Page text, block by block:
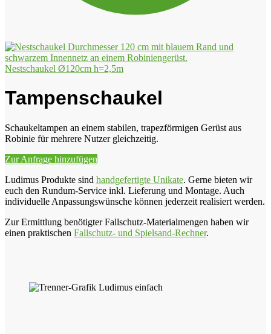
Nestschaukel Ø120cm h=2,5m
Tampenschaukel
Schaukeltampen an einem stabilen, trapezförmigen Gerüst aus
Robinie für mehrere Nutzer gleichzeitig.
Zur Anfrage hinzufügen
Ludimus Produkte sind handgefertigte Unikate. Gerne bieten wir
euch den Rundum-Service inkl. Lieferung und Montage. Auch
individuelle Anpassungswünsche können jederzeit realisiert werden.
Zur Ermittlung benötigter Fallschutz-Materialmengen haben wir
einen praktischen Fallschutz- und Spielsand-Rechner.